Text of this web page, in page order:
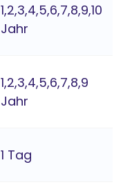
1,2,3,4,5,6,7,8,9,10
Jahr
1,2,3,4,5,6,7,8,9
Jahr
1 Tag